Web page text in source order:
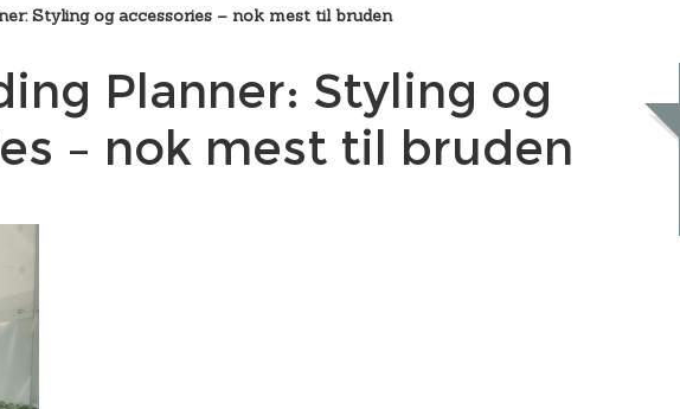
Styling og accessories – nok mest til bruden
Planner: Styling og
– nok mest til bruden